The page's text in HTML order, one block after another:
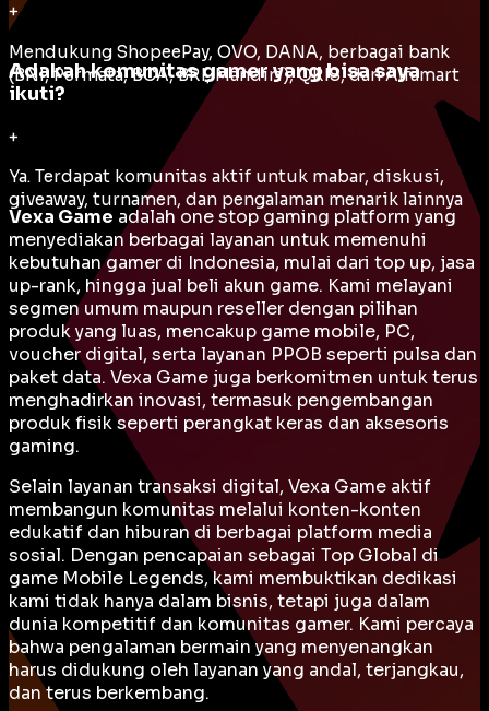
+
Mendukung ShopeePay, OVO, DANA, berbagai bank
(BNI, Permata, BCA, BRI, Mandiri), QRIS, dan Alfamart
Adakah komunitas gamer yang bisa saya
ikuti?
+
Ya. Terdapat komunitas aktif untuk mabar, diskusi,
giveaway, turnamen, dan pengalaman menarik lainnya
Vexa Game adalah one stop gaming platform yang
menyediakan berbagai layanan untuk memenuhi
kebutuhan gamer di Indonesia, mulai dari top up, jasa
up-rank, hingga jual beli akun game. Kami melayani
segmen umum maupun reseller dengan pilihan
produk yang luas, mencakup game mobile, PC,
voucher digital, serta layanan PPOB seperti pulsa dan
paket data. Vexa Game juga berkomitmen untuk terus
menghadirkan inovasi, termasuk pengembangan
produk fisik seperti perangkat keras dan aksesoris
gaming.
Selain layanan transaksi digital, Vexa Game aktif
membangun komunitas melalui konten-konten
edukatif dan hiburan di berbagai platform media
sosial. Dengan pencapaian sebagai Top Global di
game Mobile Legends, kami membuktikan dedikasi
kami tidak hanya dalam bisnis, tetapi juga dalam
dunia kompetitif dan komunitas gamer. Kami percaya
bahwa pengalaman bermain yang menyenangkan
harus didukung oleh layanan yang andal, terjangkau,
dan terus berkembang.